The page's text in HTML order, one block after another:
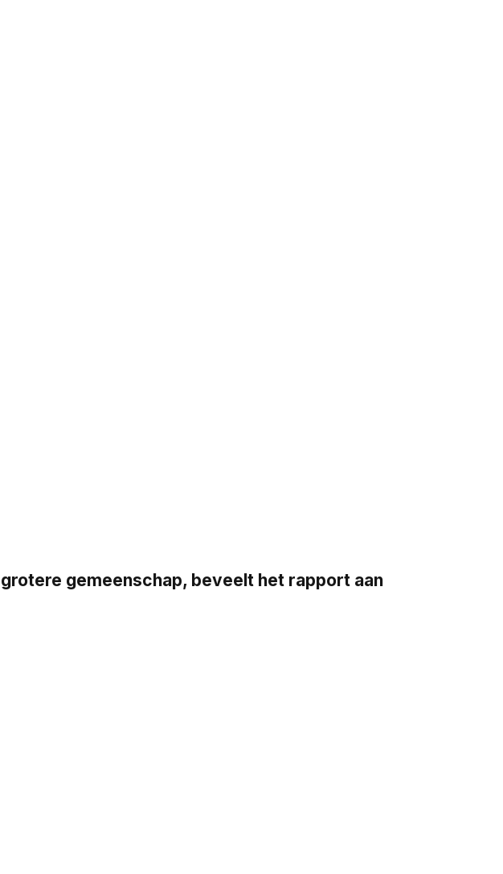
gemeenschap, beveelt het rapport aan